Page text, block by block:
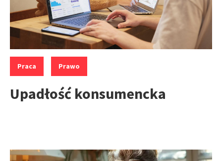
Kategorie:
Praca Prawo
Upadłość konsumencka